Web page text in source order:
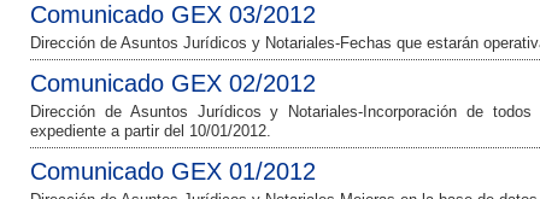
Comunicado GEX 03/2012
Dirección de Asuntos Jurídicos y Notariales-Fechas que estarán
Comunicado GEX 02/2012
Dirección de Asuntos Jurídicos y Notariales-Incorporación de
expediente a partir del 10/01/2012.
Comunicado GEX 01/2012